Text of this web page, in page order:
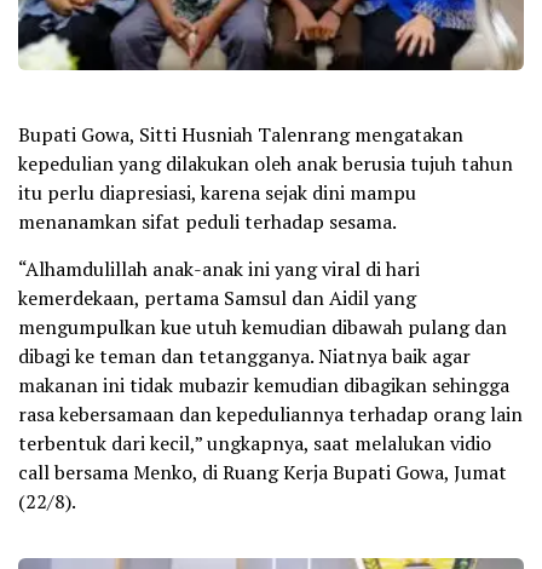
Bupati Gowa, Sitti Husniah Talenrang mengatakan
kepedulian yang dilakukan oleh anak berusia tujuh tahun
itu perlu diapresiasi, karena sejak dini mampu
menanamkan sifat peduli terhadap sesama.
“Alhamdulillah anak-anak ini yang viral di hari
kemerdekaan, pertama Samsul dan Aidil yang
mengumpulkan kue utuh kemudian dibawah pulang dan
dibagi ke teman dan tetangganya. Niatnya baik agar
makanan ini tidak mubazir kemudian dibagikan sehingga
rasa kebersamaan dan kepeduliannya terhadap orang lain
terbentuk dari kecil,” ungkapnya, saat melalukan vidio
call bersama Menko, di Ruang Kerja Bupati Gowa, Jumat
(22/8).